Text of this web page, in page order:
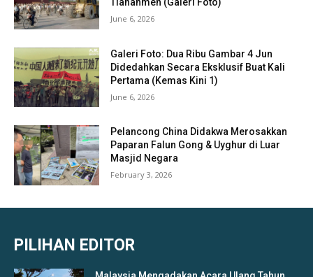
June 6, 2026
Galeri Foto: Dua Ribu Gambar 4 Jun
Didedahkan Secara Eksklusif Buat Kali
Pertama (Kemas Kini 1)
June 6, 2026
Pelancong China Didakwa Merosakkan
Paparan Falun Gong & Uyghur di Luar
Masjid Negara
February 3, 2026
PILIHAN EDITOR